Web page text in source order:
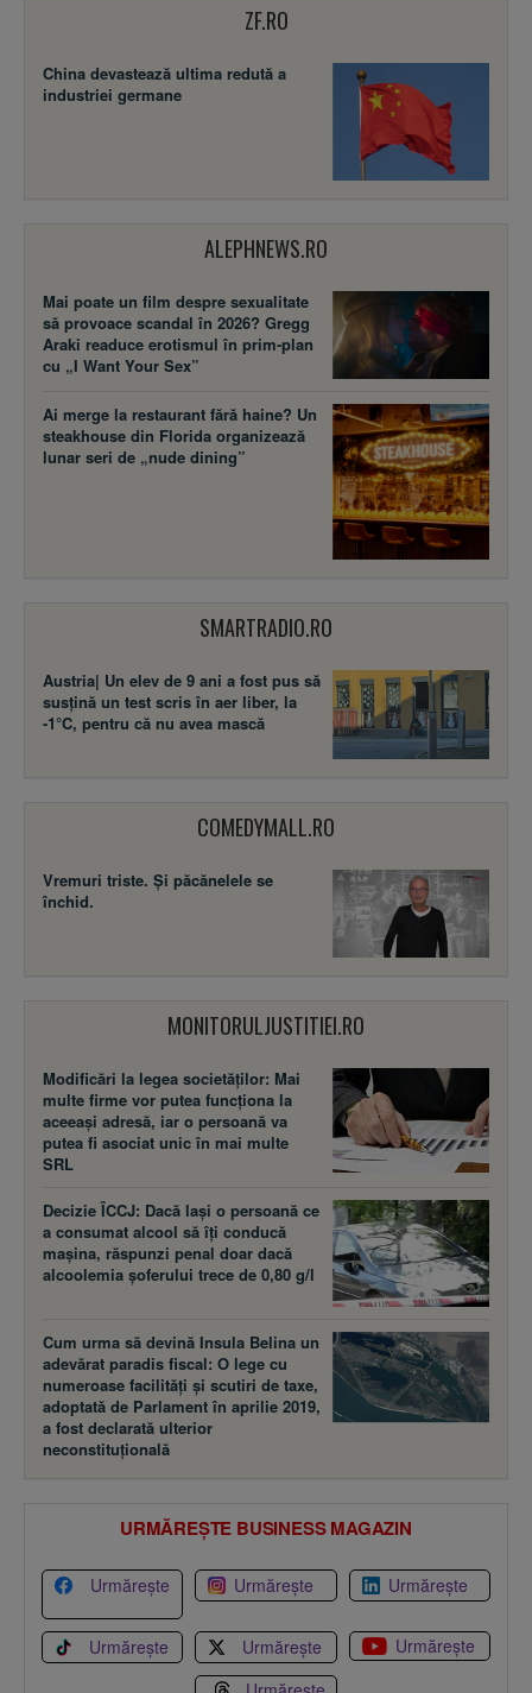
ZF.RO
China devastează ultima redută a
industriei germane
ALEPHNEWS.RO
Mai poate un film despre sexualitate
să provoace scandal în 2026? Gregg
Araki readuce erotismul în prim-plan
cu „I Want Your Sex”
Ai merge la restaurant fără haine? Un
steakhouse din Florida organizează
lunar seri de „nude dining”
SMARTRADIO.RO
Austria| Un elev de 9 ani a fost pus să
susţină un test scris în aer liber, la
-1°C, pentru că nu avea mască
COMEDYMALL.RO
Vremuri triste. Şi păcănelele se
închid.
MONITORULJUSTITIEI.RO
Modificări la legea societăţilor: Mai
multe firme vor putea funcţiona la
aceeaşi adresă, iar o persoană va
putea fi asociat unic în mai multe
SRL
Decizie ÎCCJ: Dacă laşi o persoană ce
a consumat alcool să îţi conducă
maşina, răspunzi penal doar dacă
alcoolemia şoferului trece de 0,80 g/l
Cum urma să devină Insula Belina un
adevărat paradis fiscal: O lege cu
numeroase facilităţi şi scutiri de taxe,
adoptată de Parlament în aprilie 2019,
a fost declarată ulterior
neconstituţională
URMĂREȘTE BUSINESS MAGAZIN
Urmărește Urmărește Urmărește
Urmărește Urmărește
Urmărește